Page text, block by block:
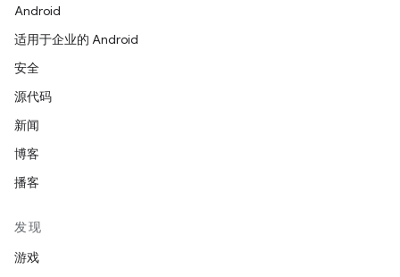
Android
适用于企业的 Android
安全
源代码
新闻
博客
播客
发现
游戏